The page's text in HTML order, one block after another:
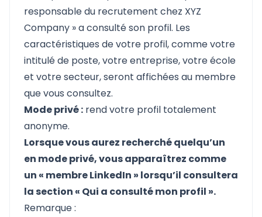
responsable du recrutement chez XYZ
Company » a consulté son profil. Les
caractéristiques de votre profil, comme votre
intitulé de poste, votre entreprise, votre école
et votre secteur, seront affichées au membre
que vous consultez.
Mode privé : rend votre profil totalement
anonyme.
Lorsque vous aurez recherché quelqu’un
en mode privé, vous apparaîtrez comme
un « membre LinkedIn » lorsqu’il consultera
la section « Qui a consulté mon profil ».
Remarque :